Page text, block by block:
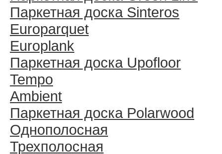
Паркетная доска Sinteros
Europarquet
Europlank
Паркетная доска Upofloor
Tempo
Ambient
Паркетная доска Polarwood
Однополосная
Трехполосная